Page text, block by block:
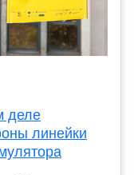
деле
линейки